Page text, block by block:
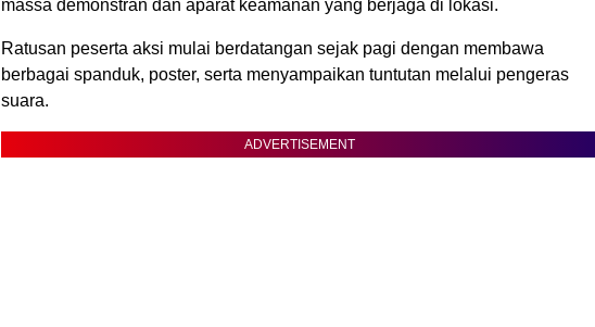
massa demonstran dan aparat keamanan yang berjaga di lokasi.
Ratusan peserta aksi mulai berdatangan sejak pagi dengan membawa
berbagai spanduk, poster, serta menyampaikan tuntutan melalui pengeras
suara.
ADVERTISEMENT